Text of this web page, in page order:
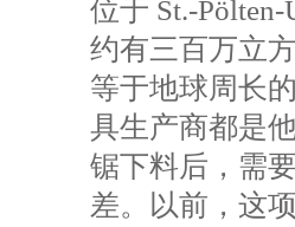
位于 St.-
约有三百万立
等于地球周长
具生产商都是
锯下料后，需
差。以前，这